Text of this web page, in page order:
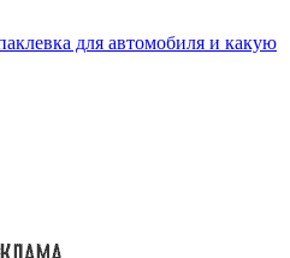
для автомобиля и какую